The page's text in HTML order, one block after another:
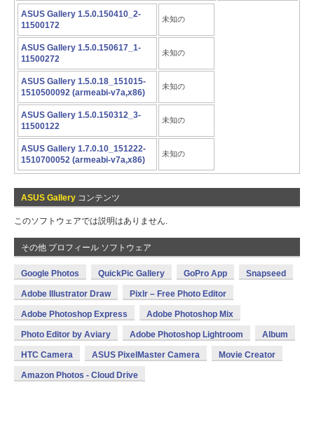
ASUS Gallery 1.5.0.150410_2-
11500172
未知の
ASUS Gallery 1.5.0.150617_1-
11500272
未知の
ASUS Gallery 1.5.0.18_151015-
1510500092 (armeabi-v7a,x86)
未知の
ASUS Gallery 1.5.0.150312_3-
11500122
未知の
ASUS Gallery 1.7.0.10_151222-
1510700052 (armeabi-v7a,x86)
未知の
ASUS Gallery コンテンツ
このソフトウェアでは説明はありません.
その他 プロフィール ソフトウェア
Google Photos QuickPic Gallery GoPro App Snapseed
Adobe Illustrator Draw Pixlr – Free Photo Editor
Adobe Photoshop Express Adobe Photoshop Mix
Photo Editor by Aviary Adobe Photoshop Lightroom Album
HTC Camera ASUS PixelMaster Camera Movie Creator
Amazon Photos - Cloud Drive